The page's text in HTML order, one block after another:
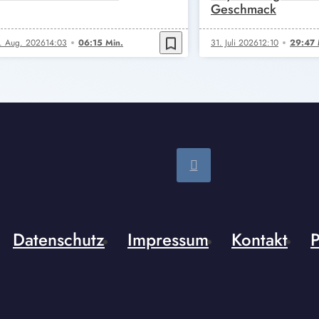
Aug. 202614:03 06:15 Min. bookmark_border
Geschmack
31. Juli 202612:10 29:47
Datenschutz Impressum Kontakt